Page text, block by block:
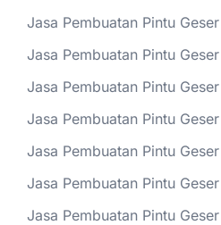
Jasa Pembuatan Pintu
Jasa Pembuatan Pintu
Jasa Pembuatan Pintu
Jasa Pembuatan Pintu
Jasa Pembuatan Pintu
Jasa Pembuatan Pintu
Jasa Pembuatan Pintu